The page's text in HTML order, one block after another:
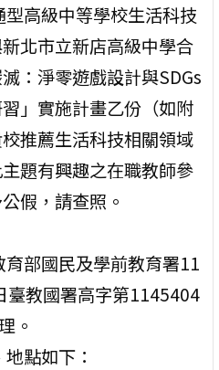
型高級中等學校生活科技
北市立新店高級中學合
：淨零遊戲設計與SDGs
」實施計畫乙份（如附
推薦生活科技相關領域
題有興趣之在職教師參
假，請查照。
育部國民及學前教育署11
臺教國署高字第1145404
。
點如下：